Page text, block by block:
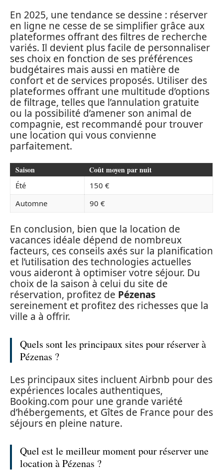
En 2025, une tendance se dessine : réserver
en ligne ne cesse de se simplifier grâce aux
plateformes offrant des filtres de recherche
variés. Il devient plus facile de personnaliser
ses choix en fonction de ses préférences
budgétaires mais aussi en matière de
confort et de services proposés. Utiliser des
plateformes offrant une multitude d’options
de filtrage, telles que l’annulation gratuite
ou la possibilité d’amener son animal de
compagnie, est recommandé pour trouver
une location qui vous convienne
parfaitement.
Saison Coût moyen par nuit
Été
150 €
Automne
90 €
En conclusion, bien que la location de
vacances idéale dépend de nombreux
facteurs, ces conseils axés sur la planification
et l’utilisation des technologies actuelles
vous aideront à optimiser votre séjour. Du
choix de la saison à celui du site de
réservation, profitez de Pézenas
sereinement et profitez des richesses que la
ville a à offrir.
Quels sont les principaux sites pour réserver à
Pézenas ?
Les principaux sites incluent Airbnb pour des
expériences locales authentiques,
Booking.com pour une grande variété
d’hébergements, et Gîtes de France pour des
séjours en pleine nature.
Quel est le meilleur moment pour réserver une
location à Pézenas ?